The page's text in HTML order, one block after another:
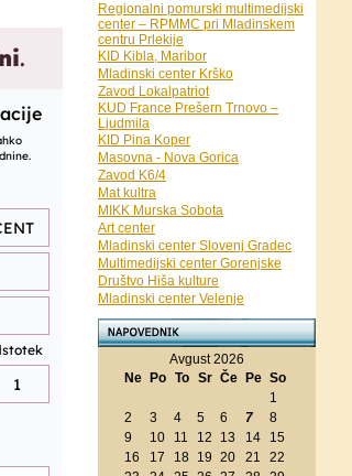
Regionalni pomurski multimedijski
center – RPMMC pri Mladinskem
centru Prlekije
KID Kibla, Maribor
Mladinski center Krško
Zavod Lokalpatriot
KUD France Prešern Trnovo –
Ljudmila
KID Pina Koper
Masovna - Nova Gorica
Zavod K6/4
Mat kultra
MIKK Murska Sobota
Art center
Mladinski center Slovenj Gradec
Multimedijski center Gorenjske
Društvo Hiša kulture
Mladinski center Velenje
Avgust 2026
Ne
Po To Sr Če Pe So
1
2
3 4 5 6 7
8
9
10 11 12 13 14
15
16
17 18 19 20 21
22